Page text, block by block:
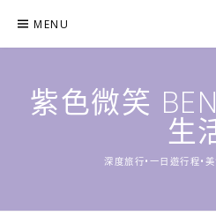
content
MENU
紫色微笑
生
深度旅行•一日遊行程•